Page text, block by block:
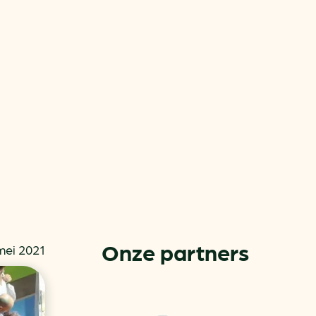
2021 Onze partners